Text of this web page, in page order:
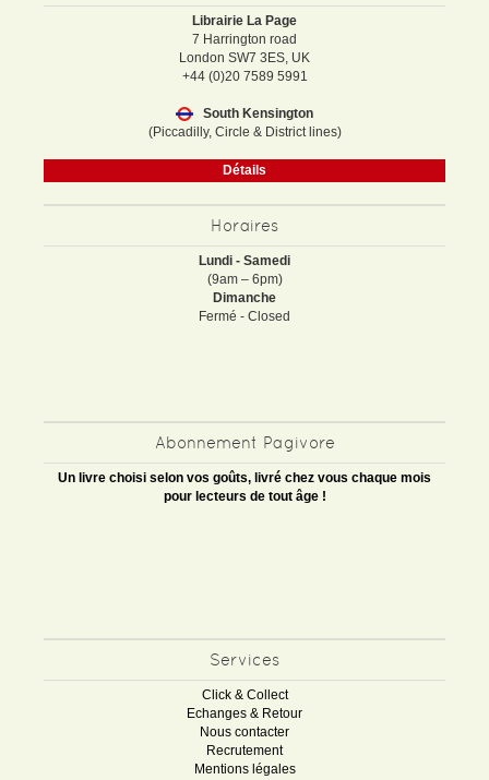
Librairie La Page
7 Harrington road
London SW7 3ES, UK
+44 (0)20 7589 5991
South Kensington
(Piccadilly, Circle & District lines)
Détails
Horaires
Lundi - Samedi
(9am – 6pm)
Dimanche
Fermé - Closed
Abonnement Pagivore
Un livre choisi selon vos goûts, livré chez vous chaque mois
pour lecteurs de tout âge !
Services
Click & Collect
Echanges & Retour
Nous contacter
Recrutement
Mentions légales